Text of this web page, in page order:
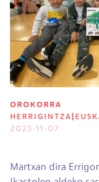
OROKORRA
HERRIGINTZA
2025-11-07
Martxan dira